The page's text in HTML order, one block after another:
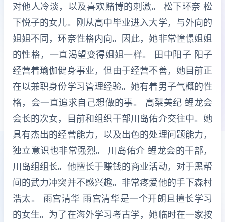
对他人冷淡，以及喜欢赌博的刺激。 松下环奈 松
下悦子的女儿。刚从高中毕业进入大学，与外向的
姐姐不同，环奈性格内向。因此，她非常憧憬姐姐
的性格，一直渴望变得姐姐一样。 田中阳子 阳子
经营着瑜伽健身事业，但由于经营不善，她目前正
在以兼职身份学习管理经验。她有着男子气概的性
格，会一直追求自己想做的事。 高梨美纪 鲤龙会
会长的次女，目前和组织干部川岛佑介交往中。她
具有杰出的经营能力，以及出色的处理问题能力，
独立意识也非常强烈。 川岛佑介 鲤龙会的干部，
川岛组组长。他擅长于赚钱的商业活动，对于黑帮
间的武力冲突并不感兴趣。非常疼爱他的手下森村
浩太。 雨宫清华 雨宫清华是一个开朗且擅长学习
的女生。为了在海外学习考古学，她临时在一家按